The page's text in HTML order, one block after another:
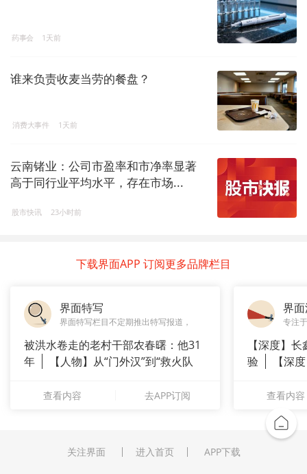
药事会 1天前
谁来负责收麦当劳的餐盘？
消费大事件 1天前
云南锗业：公司市盈率和市净率显著
高于同行业平均水平，存在市场...
股市快讯 23小时前
下载界面APP 订阅更多品牌栏目
界面特写
界面特写栏目不定期推出特写报道，
被洪水卷走的老村干部农春曙：他31
年
【人物】从“门外汉”到“救火队
查看内容 去APP订阅
界
专注
【深度】
验
【深
查看内容
关注界面 进入首页 APP下载